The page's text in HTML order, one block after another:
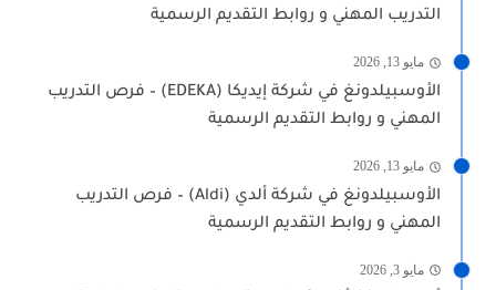
التدريب المهني و روابط التقديم الرسمية
مايو 13, 2026
الأوسبيلدونغ في شركة إيديكا (EDEKA) – فرص التدريب
المهني و روابط التقديم الرسمية
مايو 13, 2026
الأوسبيلدونغ في شركة ألدي (Aldi) – فرص التدريب
المهني و روابط التقديم الرسمية
مايو 3, 2026